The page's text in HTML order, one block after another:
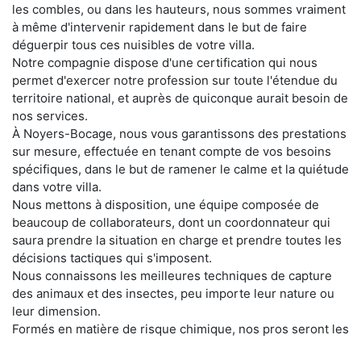
les combles, ou dans les hauteurs, nous sommes vraiment
à même d'intervenir rapidement dans le but de faire
déguerpir tous ces nuisibles de votre villa.
Notre compagnie dispose d'une certification qui nous
permet d'exercer notre profession sur toute l'étendue du
territoire national, et auprès de quiconque aurait besoin de
nos services.
À Noyers-Bocage, nous vous garantissons des prestations
sur mesure, effectuée en tenant compte de vos besoins
spécifiques, dans le but de ramener le calme et la quiétude
dans votre villa.
Nous mettons à disposition, une équipe composée de
beaucoup de collaborateurs, dont un coordonnateur qui
saura prendre la situation en charge et prendre toutes les
décisions tactiques qui s'imposent.
Nous connaissons les meilleures techniques de capture
des animaux et des insectes, peu importe leur nature ou
leur dimension.
Formés en matière de risque chimique, nos pros seront les